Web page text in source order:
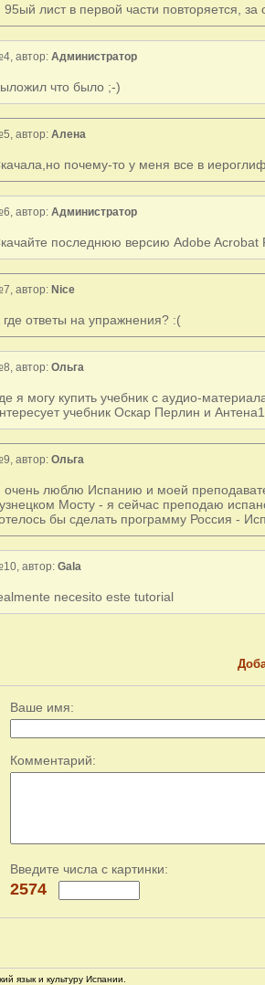
95ый лист в первой части повторяется, за
автор: Администратор
что было ;-)
автор: Алена
почему-то у меня все в
автор: Администратор
последнюю версию Adobe Acrobat
автор: Nice
где ответы на упражнения? :(
автор: Ольга
я могу купить учебник с аудио-
учебник Оскар Перлин и
автор: Ольга
очень люблю Испанию и моей
Мосту - я сейчас преподаю
бы сделать программу Россия -
автор: Gala
necesito este tutorial
Ваше имя:
Комментарий:
Введите числа с картинки:
2574
язык и культуру Испании.